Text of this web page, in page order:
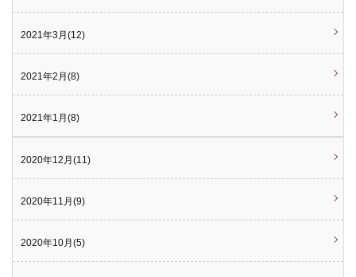
2021年3月(12)
2021年2月(8)
2021年1月(8)
2020年12月(11)
2020年11月(9)
2020年10月(5)